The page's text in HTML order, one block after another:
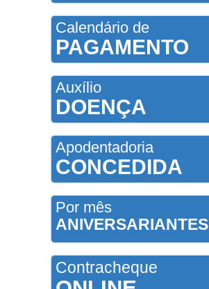
Calendário de
PAGAMENTO
Auxílio
DOENÇA
Apodentadoria
CONCEDIDA
Por mês
ANIVERSARIANTES
Contracheque